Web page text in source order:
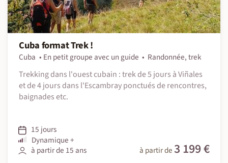
Cuba format Trek !
Cuba En petit groupe avec un guide
Randonnée, trek
Trekking dans l'ouest cubain : trek de 5 jours à Viñales
et de 4 jours dans l'Escambray ponctués de rencontres,
baignades etc.
15 jours
Dynamique +
à partir de 15 ans
à partir de 3 199 €